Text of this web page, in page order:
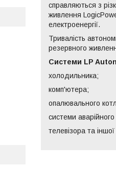
справляються з
живлення
електроенергії.
Тривалість
резервного
Системи LP
холодильника;
комп'ютера;
опалювального
системи аварійного
телевізора та